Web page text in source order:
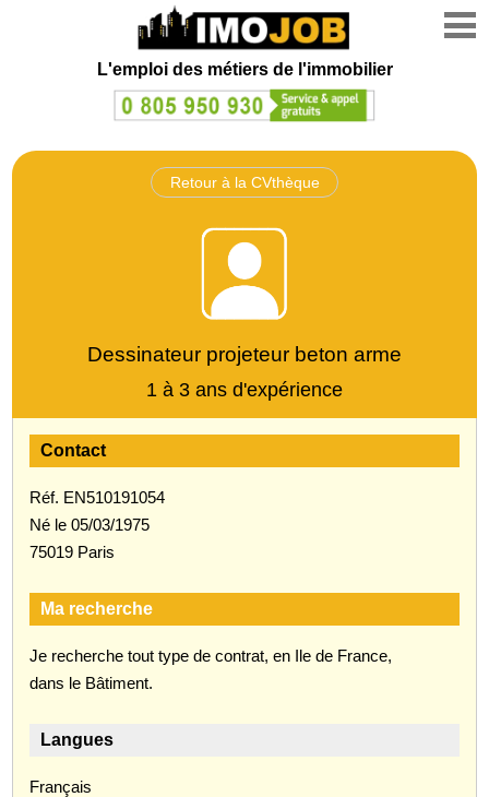
L'emploi des métiers de l'immobilier
Retour à la CVthèque
Dessinateur projeteur beton arme
1 à 3 ans d'expérience
Contact
Réf. EN510191054
Né le 05/03/1975
75019 Paris
Ma recherche
Je recherche tout type de contrat, en Ile de France,
dans le Bâtiment.
Langues
Français